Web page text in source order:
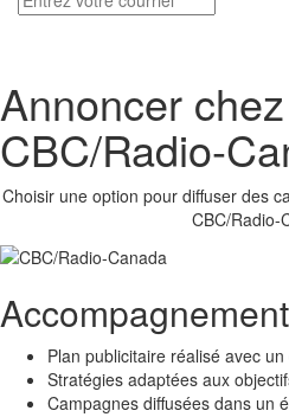
Annoncer chez
CBC/Radio-
Choisir une option pour diffuser des
CBC/Radio-
Plan publicitaire réalisé avec
Stratégies adaptées aux
Campagnes diffusées dans un